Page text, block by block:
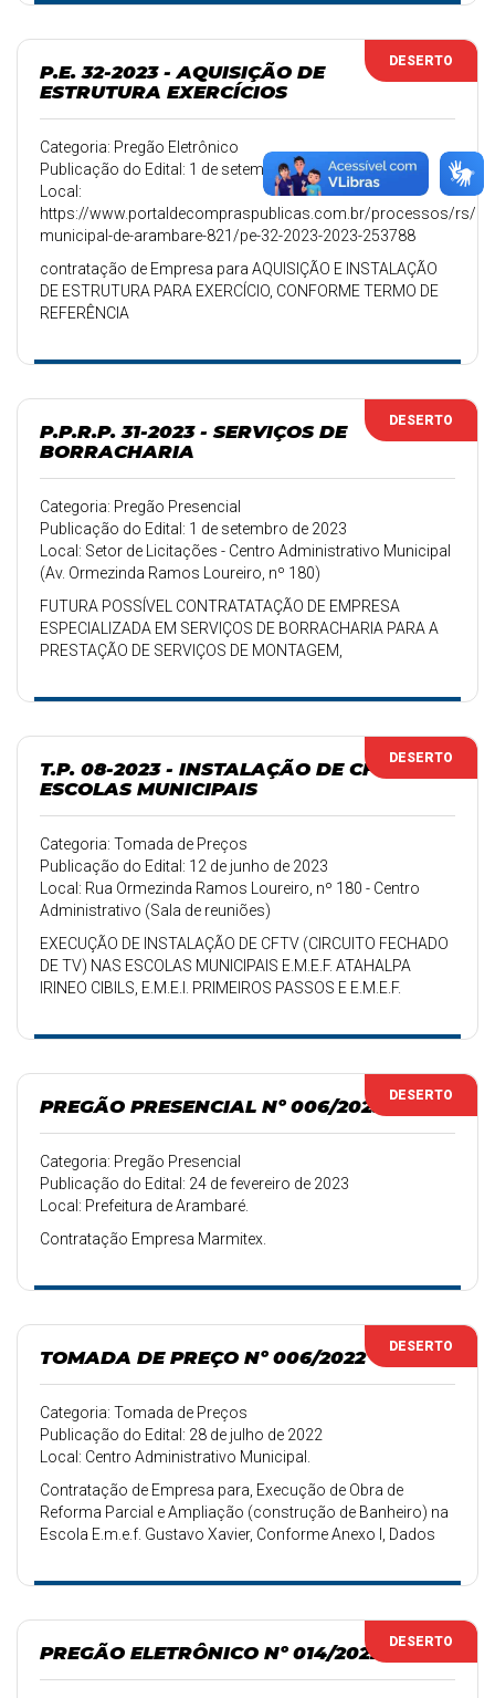
DESERTO
P.E. 32-2023 - AQUISIÇÃO DE
ESTRUTURA EXERCÍCIOS
Categoria: Pregão Eletrônico
Publicação do Edital: 1 de setembro de 2023
Local:
https://www.portaldecompraspublicas.com.br/processos/rs/
municipal-de-arambare-821/pe-32-2023-2023-253788
contratação de Empresa para AQUISIÇÃO E INSTALAÇÃO
DE ESTRUTURA PARA EXERCÍCIO, CONFORME TERMO DE
REFERÊNCIA
DESERTO
P.P.R.P. 31-2023 - SERVIÇOS DE
BORRACHARIA
Categoria: Pregão Presencial
Publicação do Edital: 1 de setembro de 2023
Local: Setor de Licitações - Centro Administrativo Municipal
(Av. Ormezinda Ramos Loureiro, nº 180)
FUTURA POSSÍVEL CONTRATATAÇÃO DE EMPRESA
ESPECIALIZADA EM SERVIÇOS DE BORRACHARIA PARA A
PRESTAÇÃO DE SERVIÇOS DE MONTAGEM,
LEVES, PESADOS E MAQUINÁRIO DA PREFEITURA DE
DESERTO
T.P. 08-2023 - INSTALAÇÃO DE CFTV
ESCOLAS MUNICIPAIS
Categoria: Tomada de Preços
Publicação do Edital: 12 de junho de 2023
Local: Rua Ormezinda Ramos Loureiro, nº 180 - Centro
Administrativo (Sala de reuniões)
EXECUÇÃO DE INSTALAÇÃO DE CFTV (CIRCUITO FECHADO
DE TV) NAS ESCOLAS MUNICIPAIS E.M.E.F. ATAHALPA
IRINEO CIBILS, E.M.E.I. PRIMEIROS PASSOS E E.M.E.F.
EQUIPAMENTO E MÃO DE OBRA, CONFORME ANEXO I,
DESERTO
PREGÃO PRESENCIAL Nº 006/2023
Categoria: Pregão Presencial
Publicação do Edital: 24 de fevereiro de 2023
Local: Prefeitura de Arambaré.
Contratação Empresa Marmitex.
DESERTO
TOMADA DE PREÇO Nº 006/2022
Categoria: Tomada de Preços
Publicação do Edital: 28 de julho de 2022
Local: Centro Administrativo Municipal.
Contratação de Empresa para, Execução de Obra de
Reforma Parcial e Ampliação (construção de Banheiro) na
Escola E.m.e.f. Gustavo Xavier, Conforme Anexo I, Dados
DESERTO
PREGÃO ELETRÔNICO Nº 014/2022